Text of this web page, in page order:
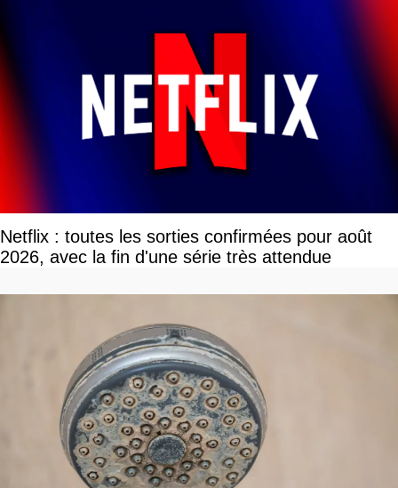
Netflix : toutes les sorties confirmées pour août
2026, avec la fin d'une série très attendue